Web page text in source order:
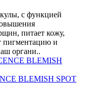
с функцией
питает кожу,
пигментацию и
органи..
BLEMISH SPOT